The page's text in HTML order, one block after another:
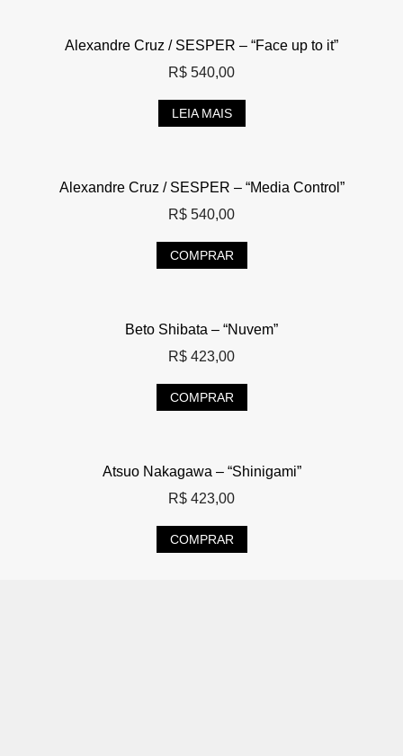
Alexandre Cruz / SESPER – “Face up to it”
R$ 540,00
LEIA MAIS
Alexandre Cruz / SESPER – “Media Control”
R$ 540,00
COMPRAR
Beto Shibata – “Nuvem”
R$ 423,00
COMPRAR
Atsuo Nakagawa – “Shinigami”
R$ 423,00
COMPRAR